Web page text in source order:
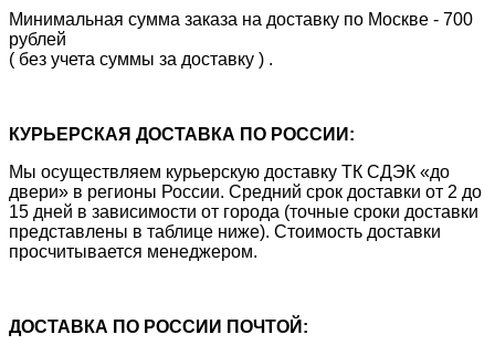
Минимальная сумма заказа на доставку по Москве - 700
рублей
( без учета суммы за доставку ) .
КУРЬЕРСКАЯ ДОСТАВКА ПО РОССИИ:
Мы осуществляем курьерскую доставку ТК СДЭК «до
двери» в регионы России. Средний срок доставки от 2 до
15 дней в зависимости от города (точные сроки доставки
представлены в таблице ниже). Стоимость доставки
просчитывается менеджером.
ДОСТАВКА ПО РОССИИ ПОЧТОЙ: